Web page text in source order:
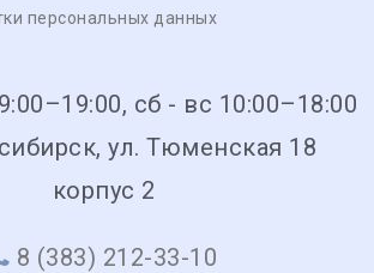
персональных данных
сб - вс 10:00–18:00
ул. Тюменская 18
корпус 2
8 (383) 212-33-10